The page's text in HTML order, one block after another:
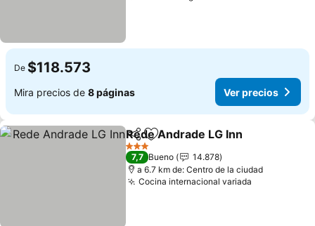
De $118.573
Mira precios de 8 páginas Ver precios
CompartirAgregar a favoritos
Rede Andrade LG Inn
3 Estrellas
7,7 Bueno
14.878
a 6.7 km de: Centro de la ciudad
Cocina internacional variada